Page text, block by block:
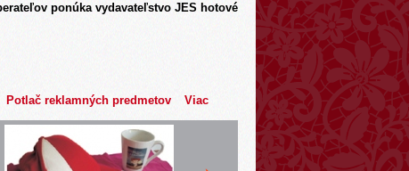
ponúka vydavateľstvo JES hotové
Potlač reklamných predmetov Viac